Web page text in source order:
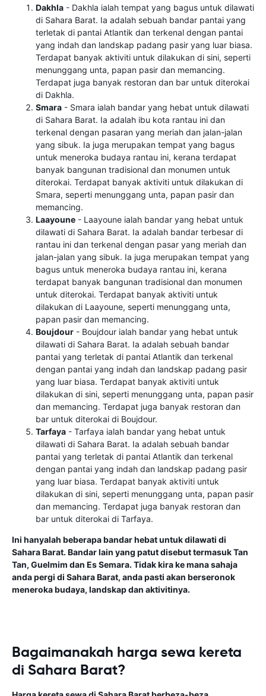
Dakhla - Dakhla ialah tempat yang bagus untuk dilawati
di Sahara Barat. Ia adalah sebuah bandar pantai yang
terletak di pantai Atlantik dan terkenal dengan pantai
yang indah dan landskap padang pasir yang luar biasa.
Terdapat banyak aktiviti untuk dilakukan di sini, seperti
menunggang unta, papan pasir dan memancing.
Terdapat juga banyak restoran dan bar untuk diterokai
di Dakhla.
Smara - Smara ialah bandar yang hebat untuk dilawati
di Sahara Barat. Ia adalah ibu kota rantau ini dan
terkenal dengan pasaran yang meriah dan jalan-jalan
yang sibuk. Ia juga merupakan tempat yang bagus
untuk meneroka budaya rantau ini, kerana terdapat
banyak bangunan tradisional dan monumen untuk
diterokai. Terdapat banyak aktiviti untuk dilakukan di
Smara, seperti menunggang unta, papan pasir dan
memancing.
Laayoune - Laayoune ialah bandar yang hebat untuk
dilawati di Sahara Barat. Ia adalah bandar terbesar di
rantau ini dan terkenal dengan pasar yang meriah dan
jalan-jalan yang sibuk. Ia juga merupakan tempat yang
bagus untuk meneroka budaya rantau ini, kerana
terdapat banyak bangunan tradisional dan monumen
untuk diterokai. Terdapat banyak aktiviti untuk
dilakukan di Laayoune, seperti menunggang unta,
papan pasir dan memancing.
Boujdour - Boujdour ialah bandar yang hebat untuk
dilawati di Sahara Barat. Ia adalah sebuah bandar
pantai yang terletak di pantai Atlantik dan terkenal
dengan pantai yang indah dan landskap padang pasir
yang luar biasa. Terdapat banyak aktiviti untuk
dilakukan di sini, seperti menunggang unta, papan pasir
dan memancing. Terdapat juga banyak restoran dan
bar untuk diterokai di Boujdour.
Tarfaya - Tarfaya ialah bandar yang hebat untuk
dilawati di Sahara Barat. Ia adalah sebuah bandar
pantai yang terletak di pantai Atlantik dan terkenal
dengan pantai yang indah dan landskap padang pasir
yang luar biasa. Terdapat banyak aktiviti untuk
dilakukan di sini, seperti menunggang unta, papan pasir
dan memancing. Terdapat juga banyak restoran dan
bar untuk diterokai di Tarfaya.
Ini hanyalah beberapa bandar hebat untuk dilawati di
Sahara Barat. Bandar lain yang patut disebut termasuk Tan
Tan, Guelmim dan Es Semara. Tidak kira ke mana sahaja
anda pergi di Sahara Barat, anda pasti akan berseronok
meneroka budaya, landskap dan aktivitinya.
Bagaimanakah harga sewa kereta
di Sahara Barat?